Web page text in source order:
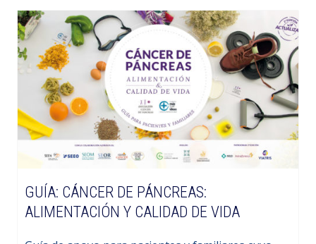
GUÍA: CÁNCER DE PÁNCREAS:
ALIMENTACIÓN Y CALIDAD DE VIDA